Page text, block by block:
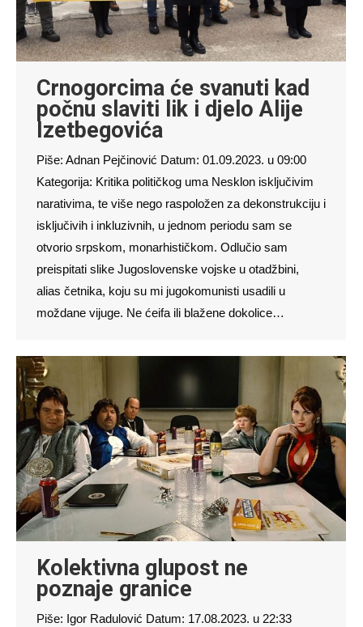
Crnogorcima će svanuti kad
počnu slaviti lik i djelo Alije
Izetbegovića
Piše: Adnan Pejčinović Datum: 01.09.2023. u 09:00
Kategorija: Kritika političkog uma Nesklon isključivim
narativima, te više nego raspoložen za dekonstrukciju i
isključivih i inkluzivnih, u jednom periodu sam se
otvorio srpskom, monarhističkom. Odlučio sam
preispitati slike Jugoslovenske vojske u otadžbini,
alias četnika, koju su mi jugokomunisti usadili u
moždane vijuge. Ne ćeifa ili blažene dokolice…
Kolektivna glupost ne
poznaje granice
Piše: Igor Radulović Datum: 17.08.2023. u 22:33